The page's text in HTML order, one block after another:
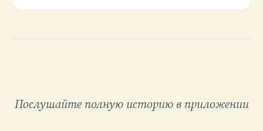
Послушайте полную историю в приложении